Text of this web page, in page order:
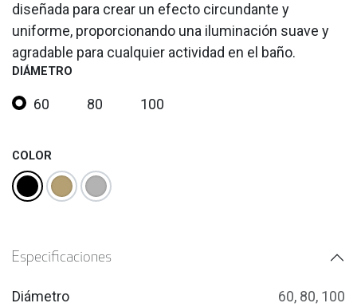
diseñada para crear un efecto circundante y
uniforme, proporcionando una iluminación suave y
agradable para cualquier actividad en el baño.
DIÁMETRO
60 80 100
COLOR
Especificaciones
Diámetro 60, 80, 100